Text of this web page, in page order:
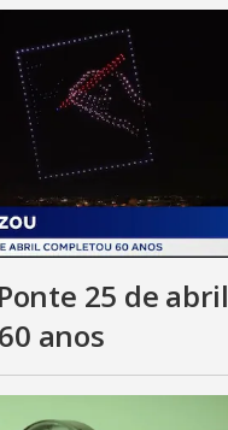
25 de abril
anos